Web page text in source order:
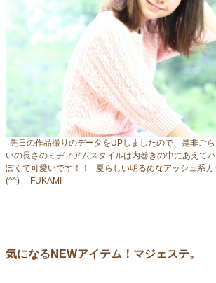
先日の作品撮りのデータをUPしましたので、是非ご
いの長さのミディアムスタイルは内巻きの中にあえて
ぽくて可愛いです！！ 夏らしい明るめなアッシュ系カ
(^^) FUKAMI
気になるNEWアイテム！マジェステ。